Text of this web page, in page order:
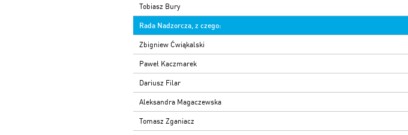
Tobiasz Bury
Rada Nadzorcza, z czego:
Zbigniew Ćwiąkalski
Paweł Kaczmarek
Dariusz Filar
Aleksandra Magaczewska
Tomasz Zganiacz